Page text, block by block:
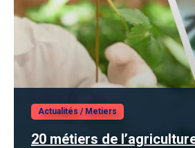
Actualités / Metiers
20 métiers de